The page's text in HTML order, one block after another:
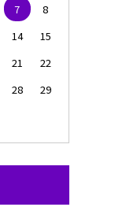
7
8
14
15
21
22
28
29